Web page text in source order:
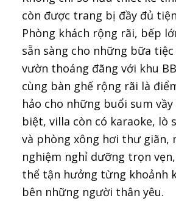
còn được trang bị đầy đủ
Phòng khách rộng rãi, bếp
sẵn sàng cho những bữa tiệc
vườn thoáng đãng với khu
cùng bàn ghế rộng rãi là
hảo cho những buổi sum
biệt, villa còn có karaoke, lò
và phòng xông hơi thư giãn,
nghiệm nghỉ dưỡng trọn
thể tận hưởng từng khoảnh
bên những người thân yêu.